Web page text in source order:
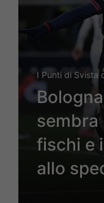
I Punti di Svista
sembra
fischi e
allo